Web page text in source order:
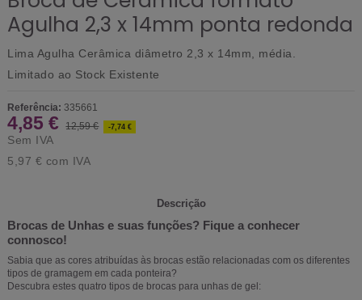
Agulha 2,3 x 14mm ponta redonda
Lima Agulha Cerâmica diâmetro 2,3 x 14mm, média.
Limitado ao Stock Existente
Referência: 335661
4,85 € 12,59 € -7,74 €
Sem IVA
5,97 € com IVA
Descrição
Brocas de Unhas e suas funções? Fique a conhecer
connosco!
Sabia que as cores atribuídas às brocas estão relacionadas com os diferentes
tipos de gramagem em cada ponteira?
Descubra estes quatro tipos de brocas para unhas de gel: